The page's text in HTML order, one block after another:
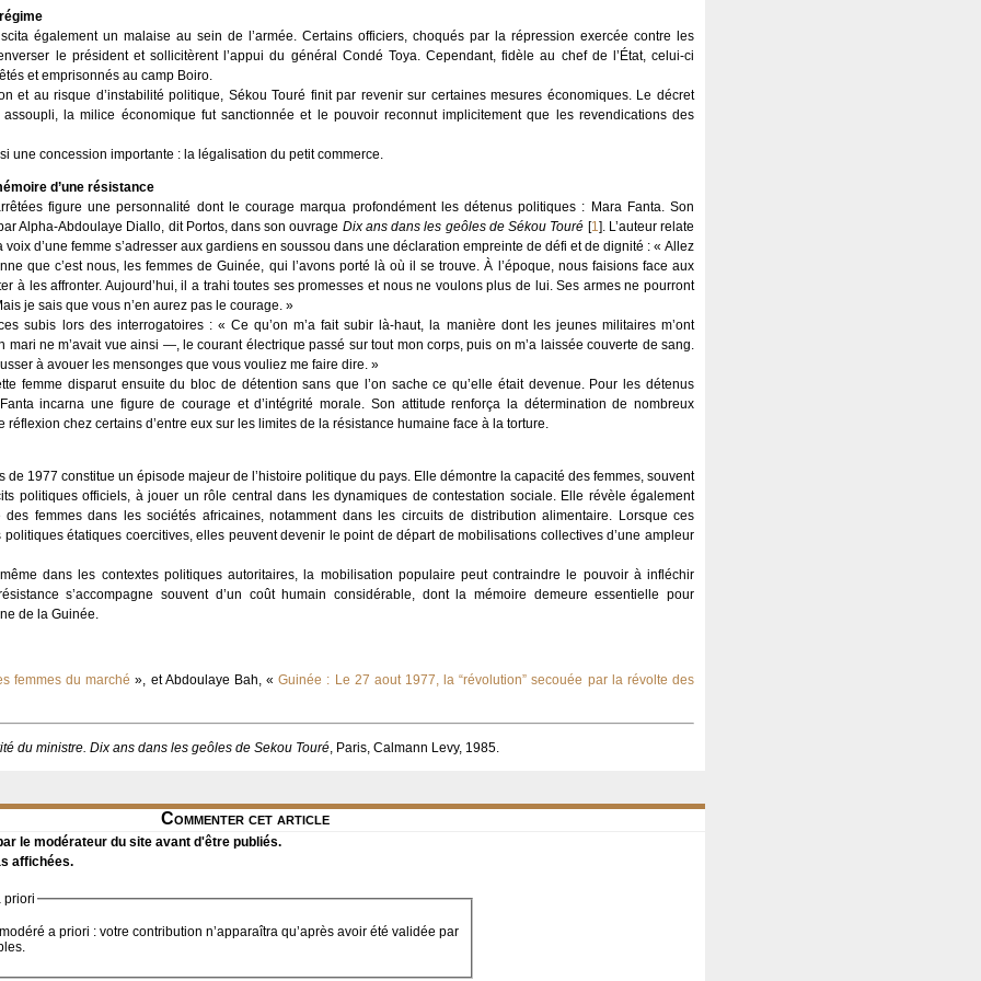
également un malaise au sein de l’armée. Certains officiers, choqués par la répression exercée contre les
le président et sollicitèrent l’appui du général Condé Toya. Cependant, fidèle au chef de l’État, celui-ci
et emprisonnés au camp Boiro.
et au risque d’instabilité politique, Sékou Touré finit par revenir sur certaines mesures économiques. Le décret
la milice économique fut sanctionnée et le pouvoir reconnut implicitement que les revendications des
une concession importante : la légalisation du petit commerce.
d’une résistance
figure une personnalité dont le courage marqua profondément les détenus politiques : Mara Fanta. Son
Alpha-Abdoulaye Diallo, dit Portos, dans son ouvrage Dix ans dans les geôles de Sékou Touré [1]. L’auteur relate
d’une femme s’adresser aux gardiens en soussou dans une déclaration empreinte de défi et de dignité : « Allez
que c’est nous, les femmes de Guinée, qui l’avons porté là où il se trouve. À l’époque, nous faisions face aux
à les affronter. Aujourd’hui, il a trahi toutes ses promesses et nous ne voulons plus de lui. Ses armes ne pourront
je sais que vous n’en aurez pas le courage. »
subis lors des interrogatoires : « Ce qu’on m’a fait subir là-haut, la manière dont les jeunes militaires m’ont
ne m’avait vue ainsi —, le courant électrique passé sur tout mon corps, puis on m’a laissée couverte de sang.
à avouer les mensonges que vous vouliez me faire dire. »
femme disparut ensuite du bloc de détention sans que l’on sache ce qu’elle était devenue. Pour les détenus
incarna une figure de courage et d’intégrité morale. Son attitude renforça la détermination de nombreux
chez certains d’entre eux sur les limites de la résistance humaine face à la torture.
de 1977 constitue un épisode majeur de l’histoire politique du pays. Elle démontre la capacité des femmes, souvent
politiques officiels, à jouer un rôle central dans les dynamiques de contestation sociale. Elle révèle également
des femmes dans les sociétés africaines, notamment dans les circuits de distribution alimentaire. Lorsque ces
étatiques coercitives, elles peuvent devenir le point de départ de mobilisations collectives d’une ampleur
dans les contextes politiques autoritaires, la mobilisation populaire peut contraindre le pouvoir à infléchir
s’accompagne souvent d’un coût humain considérable, dont la mémoire demeure essentielle pour
de la Guinée.
femmes du marché », et Abdoulaye Bah, «Guinée : Le 27 aout 1977, la “révolution” secouée par la révolte des
du ministre. Dix ans dans les geôles de Sekou Touré, Paris, Calmann Levy, 1985.
Commenter cet article
le modérateur du site avant d'être publiés.
affichées.
priori
a priori : votre contribution n’apparaîtra qu’après avoir été validée par